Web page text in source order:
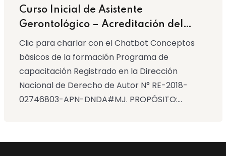
Curso Inicial de Asistente
Gerontológico – Acreditación del
Gobierno de la Ciudad de Buenos
Aires
Clic para charlar con el Chatbot Conceptos
básicos de la formación Programa de
capacitación Registrado en la Dirección
Nacional de Derecho de Autor N° RE-2018-
02746803-APN-DNDA#MJ. PROPÓSITO:...